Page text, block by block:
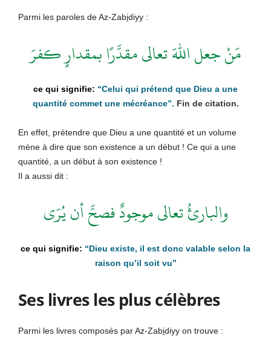
Parmi les paroles de Az-Zabidiyy :
مَنْ جعل اللهَ تعالى مقدَّرًا بمقدارٍ كفرَ
“Celui qui prétend que Dieu a une
quantité commet une mécréance”. Fin de citation.
En effet, prétendre que Dieu a une quantité et un volume
mène à dire que son existence a un début ! Ce qui a une
quantité, a un début à son existence !
Il a aussi dit :
والبارئُ تعالى موجودٌ فصحَّ أن يُرَى
“Dieu existe, il est donc valable selon la
raison qu’il soit vu”
Ses livres les plus célèbres
Parmi les livres composés par Az-Zabidiyy on trouve :